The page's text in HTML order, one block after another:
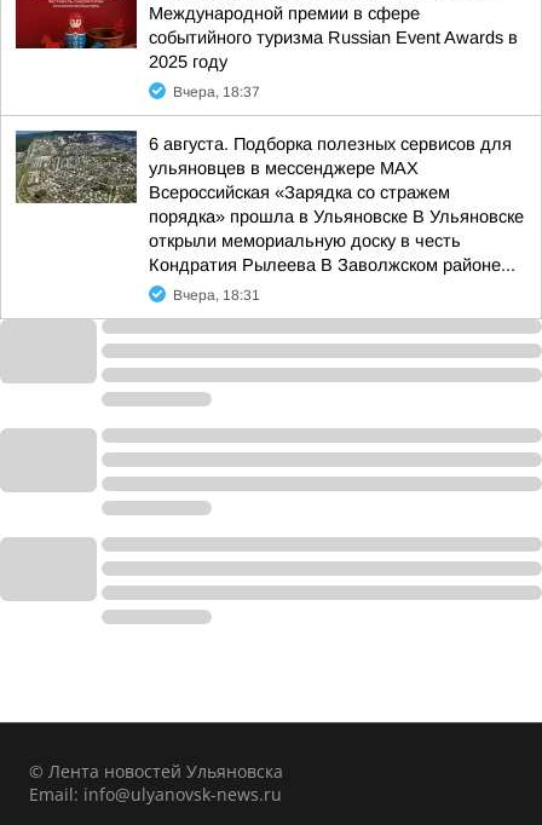
Международной премии в сфере
событийного туризма Russian Event Awards в
2025 году
Вчера, 18:37
6 августа. Подборка полезных сервисов для
ульяновцев в мессенджере MAX
Всероссийская «Зарядка со стражем
порядка» прошла в Ульяновске В Ульяновске
открыли мемориальную доску в честь
Кондратия Рылеева В Заволжском районе...
Вчера, 18:31
© Лента новостей Ульяновска
Email: info@ulyanovsk-news.ru